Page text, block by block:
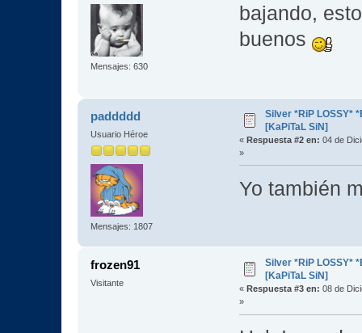
Mensajes: 630
bajando,
buenos
paddddd
Usuario Héroe
Mensajes: 1807
Silver *RiP LOSSY*
[KaPiTaL SiN]
« Respuesta #2 en: 04 de
»
Yo también
frozen91
Visitante
Silver *RiP LOSSY*
[KaPiTaL SiN]
« Respuesta #3 en: 08 de
»